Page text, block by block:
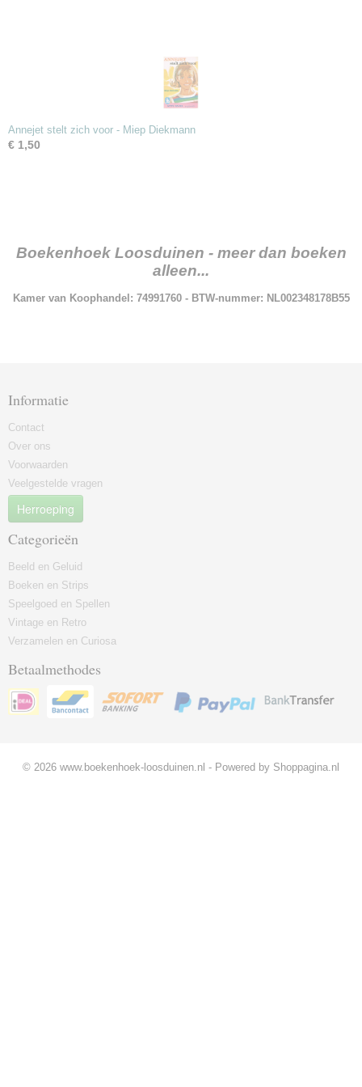
Annejet stelt zich voor - Miep Diekmann
€ 1,50
Boekenhoek Loosduinen - meer dan boeken
alleen...
Kamer van Koophandel: 74991760 - BTW-nummer: NL002348178B55
Informatie
Contact
Over ons
Voorwaarden
Veelgestelde vragen
Herroeping
Categorieën
Beeld en Geluid
Boeken en Strips
Speelgoed en Spellen
Vintage en Retro
Verzamelen en Curiosa
Betaalmethodes
© 2026 www.boekenhoek-loosduinen.nl - Powered by Shoppagina.nl